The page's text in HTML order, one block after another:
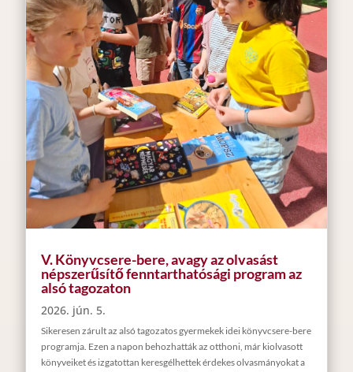
V. Könyvcsere-bere, avagy az olvasást
népszerűsítő fenntarthatósági program az
alsó tagozaton
2026. jún. 5.
Sikeresen zárult az alsó tagozatos gyermekek idei könyvcsere-bere
programja. Ezen a napon behozhatták az otthoni, már kiolvasott
könyveiket és izgatottan keresgélhettek érdekes olvasmányokat a